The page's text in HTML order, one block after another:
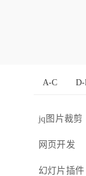
A-C D-
jq图片裁剪
网页开发
幻灯片插件